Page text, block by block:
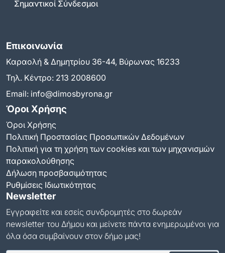
Σημαντικοί Σύνδεσμοι
Επικοινωνία
Καραολή & Δημητρίου 36-44, Βύρωνας 16233
Τηλ. Κέντρο: 213 2008600
Email: info@dimosbyrona.gr
Όροι Χρήσης
Όροι Χρήσης
Πολιτική Προστασίας Προσωπικών Δεδομένων
Πολιτική για τη χρήση των cookies και των μηχανισμών
παρακολούθησης
Δήλωση προσβασιμότητας
Ρυθμίσεις Ιδιωτικότητας
Newsletter
Εγγραφείτε και εσείς συνδρομητές στο δωρεάν
newsletter του Δήμου και μείνετε πάντα ενημερωμένοι για
όλα όσα συμβαίνουν στον δήμο μας!